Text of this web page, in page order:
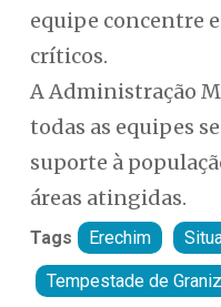
equipe concentre
críticos.
A Administração
todas as equipes
suporte à
áreas atingidas.
Tags Erechim
Tempestade de